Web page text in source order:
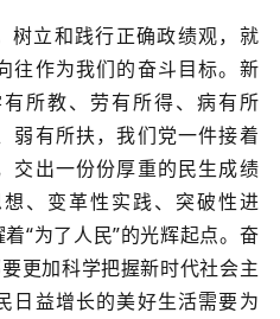
树立和践行正确政绩观，就
往作为我们的奋斗目标。新
所教、劳有所得、病有所
弱有所扶，我们党一件接着
交出一份份厚重的民生成绩
、变革性实践、突破性进
“为了人民”的光辉起点。奋
更加科学把握新时代社会主
日益增长的美好生活需要为